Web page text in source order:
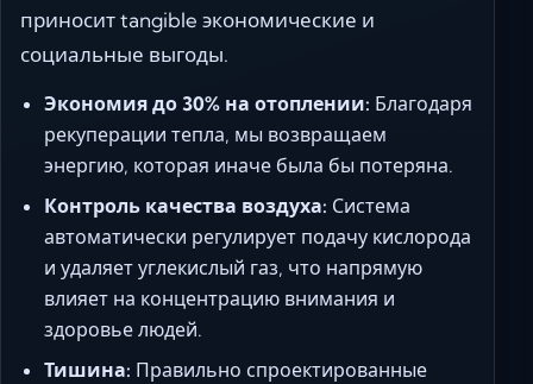
приносит tangible экономические и
социальные выгоды.
Экономия до 30% на отоплении: Благодаря
рекуперации тепла, мы возвращаем
энергию, которая иначе была бы потеряна.
Контроль качества воздуха: Система
автоматически регулирует подачу кислорода
и удаляет углекислый газ, что напрямую
влияет на концентрацию внимания и
здоровье людей.
Тишина: Правильно спроектированные